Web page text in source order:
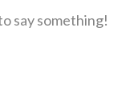
say something!